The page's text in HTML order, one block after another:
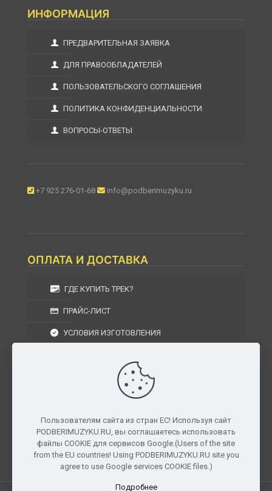
ИНФОРМАЦИЯ
ПРЕДВАРИТЕЛЬНАЯ ЗАЯВКА
ДЛЯ ПРАВООБЛАДАТЕЛЕЙ
ПОЛЬЗОВАТЕЛЬСКОГО СОГЛАШЕНИЯ
ПОЛИТИКА КОНФИДЕНЦИАЛЬНОСТИ
ВОПРОСЫ-ОТВЕТЫ
+7 925 276-01-68 info@podberimuzyku.ru
ОПЛАТА И ДОСТАВКА
ГДЕ КУПИТЬ ТРЕК?
ПРАЙС-ЛИСТ
УСЛОВИЯ ИЗГОТОВЛЕНИЯ
УСЛОВИЯ ВОЗВРАТА
г. Москва, Московская область, Центральный
федеральный округ, РФ, Россия
Пользователям сайта из стран ЕС! Используя сайт
PODBERIMUZYKU.RU, вы соглашаетесь использовать
файлы COOKIE для сервисов Google.(Users of the site
from the EU countries! Using PODBERIMUZYKU.RU site you
agree to use Google services COOKIE files.)
Подробнее